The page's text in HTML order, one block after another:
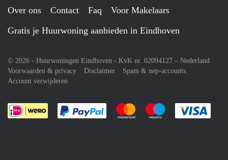
Over ons Contact Faq
Voor Makelaars
Gratis je Huurwoning aanbieden in Eindhoven
© 2026 - Huurwoningen Eindhoven - KvK nr. 02094127 – Nederland
Voorwaarden & privacy
Disclaimer
Spam & nep-accounts
Account verwijderen
Je rekent gemakkelijk af met Paypal
Je rekent gemakkelijk af met
Je rekent